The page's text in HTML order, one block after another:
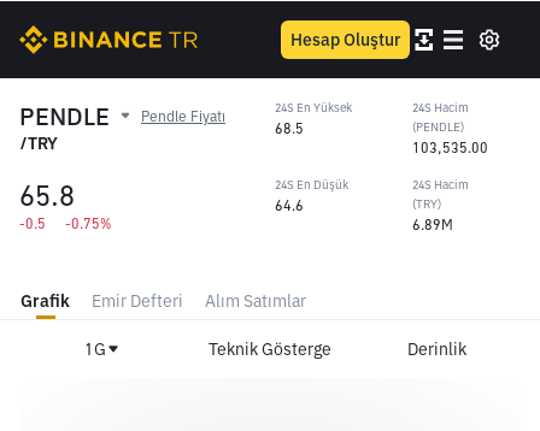
Hesap Oluştur
PENDLE Pendle Fiyatı
/TRY
65.8
-0.5 -0.75%
24S En Yüksek
68.5
24S En Düşük
64.6
24S Hacim
(PENDLE)
103,535.00
24S Hacim
(TRY)
6.89M
Grafik Emir Defteri Alım Satımlar
1G Teknik Gösterge Derinlik